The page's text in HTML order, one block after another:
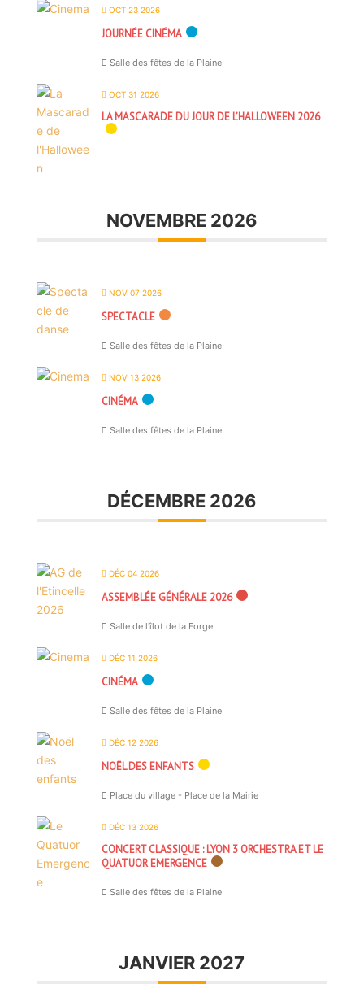
OCT 23 2026
JOURNÉE CINÉMA
Salle des fêtes de la Plaine
OCT 31 2026
LA MASCARADE DU JOUR DE L’HALLOWEEN 2026
NOVEMBRE 2026
NOV 07 2026
SPECTACLE
Salle des fêtes de la Plaine
NOV 13 2026
CINÉMA
Salle des fêtes de la Plaine
DÉCEMBRE 2026
DÉC 04 2026
ASSEMBLÉE GÉNÉRALE 2026
Salle de l'îlot de la Forge
DÉC 11 2026
CINÉMA
Salle des fêtes de la Plaine
DÉC 12 2026
NOËL DES ENFANTS
Place du village - Place de la Mairie
DÉC 13 2026
CONCERT CLASSIQUE : LYON 3 ORCHESTRA ET LE
QUATUOR EMERGENCE
Salle des fêtes de la Plaine
JANVIER 2027